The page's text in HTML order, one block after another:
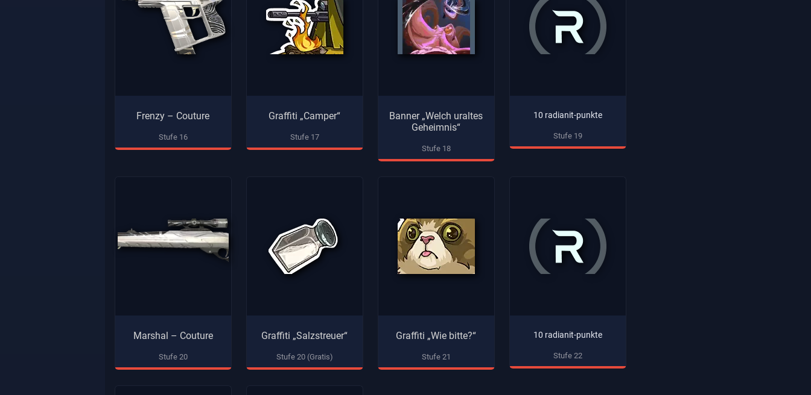
Frenzy – Couture
Stufe 16
Graffiti „Camper“
Stufe 17
Banner „Welch uraltes
Geheimnis“
Stufe 18
10 radianit-punkte
Stufe 19
Marshal – Couture
Stufe 20
Graffiti „Salzstreuer“
Stufe 20 (Gratis)
Graffiti „Wie bitte?“
Stufe 21
10 radianit-punkte
Stufe 22